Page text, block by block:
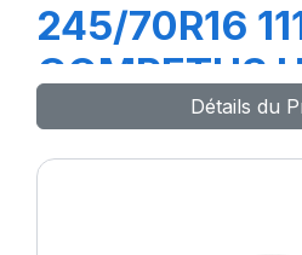
245/70R16
COMPETUS
Détails du